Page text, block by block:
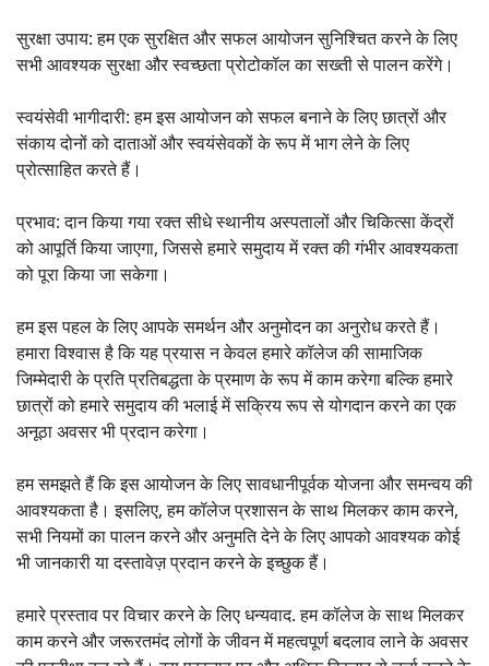
सुरक्षा उपाय: हम एक सुरक्षित और सफल आयोजन सुनिश्चित करने के लिए
सभी आवश्यक सुरक्षा और स्वच्छता प्रोटोकॉल का सख्ती से पालन करेंगे।
स्वयंसेवी भागीदारी: हम इस आयोजन को सफल बनाने के लिए छात्रों और
संकाय दोनों को दाताओं और स्वयंसेवकों के रूप में भाग लेने के लिए
प्रोत्साहित करते हैं।
प्रभाव: दान किया गया रक्त सीधे स्थानीय अस्पतालों और चिकित्सा केंद्रों
को आपूर्ति किया जाएगा, जिससे हमारे समुदाय में रक्त की गंभीर आवश्यकता
को पूरा किया जा सकेगा।
हम इस पहल के लिए आपके समर्थन और अनुमोदन का अनुरोध करते हैं।
हमारा विश्वास है कि यह प्रयास न केवल हमारे कॉलेज की सामाजिक
जिम्मेदारी के प्रति प्रतिबद्धता के प्रमाण के रूप में काम करेगा बल्कि हमारे
छात्रों को हमारे समुदाय की भलाई में सक्रिय रूप से योगदान करने का एक
अनूठा अवसर भी प्रदान करेगा।
हम समझते हैं कि इस आयोजन के लिए सावधानीपूर्वक योजना और समन्वय की
आवश्यकता है। इसलिए, हम कॉलेज प्रशासन के साथ मिलकर काम करने,
सभी नियमों का पालन करने और अनुमति देने के लिए आपको आवश्यक कोई
भी जानकारी या दस्तावेज़ प्रदान करने के इच्छुक हैं।
हमारे प्रस्ताव पर विचार करने के लिए धन्यवाद. हम कॉलेज के साथ मिलकर
काम करने और जरूरतमंद लोगों के जीवन में महत्वपूर्ण बदलाव लाने के अवसर